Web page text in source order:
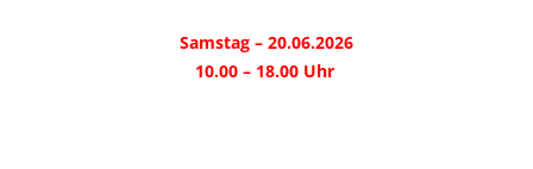
Samstag – 20.06.2026
10.00 – 18.00 Uhr